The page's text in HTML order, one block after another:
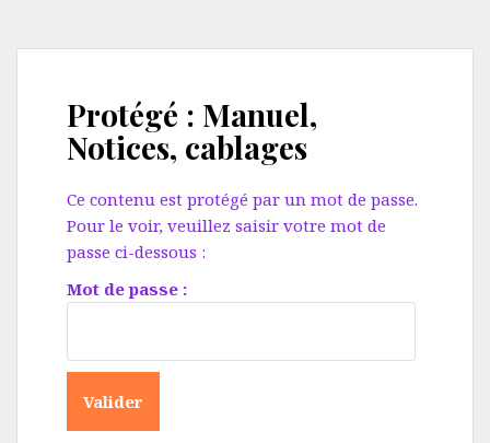
Protégé : Manuel,
Notices, cablages
Ce contenu est protégé par un mot de passe.
Pour le voir, veuillez saisir votre mot de
passe ci-dessous :
Mot de passe :